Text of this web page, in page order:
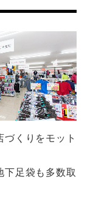
くりをモット
下足袋も多数取